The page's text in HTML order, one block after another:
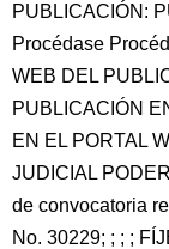
PUBLICACIÓN:
Procédase
WEB DEL
PUBLICACIÓN
EN EL PORTAL
JUDICIAL
de convocatoria
No. 30229; ; ; ;